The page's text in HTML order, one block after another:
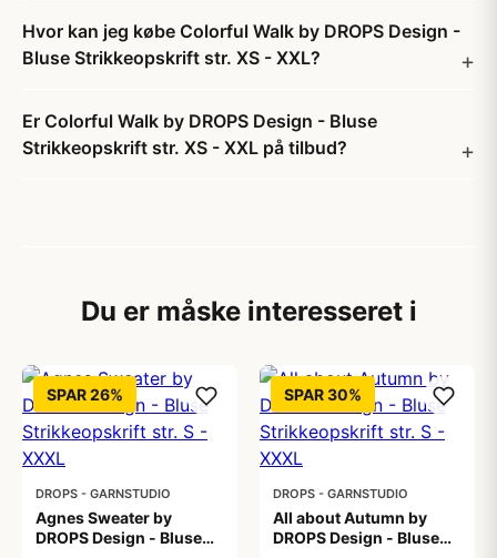
Hvor kan jeg købe Colorful Walk by DROPS Design -
Bluse Strikkeopskrift str. XS - XXL?
Er Colorful Walk by DROPS Design - Bluse
Strikkeopskrift str. XS - XXL på tilbud?
Du er måske interesseret i
SPAR 26%
DROPS - GARNSTUDIO
Agnes Sweater by
DROPS Design - Bluse
SPAR 30%
DROPS - GARNSTUDIO
All about Autumn by
DROPS Design - Bluse